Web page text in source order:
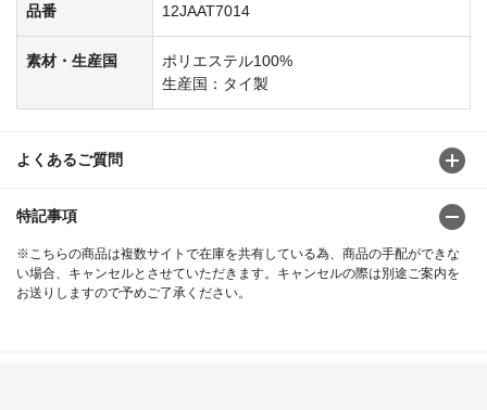
品番 12JAAT7014
素材・生産国
ポリエステル100%
生産国：タイ製
よくあるご質問
特記事項
※こちらの商品は複数サイトで在庫を共有している為、商品の手配ができな
い場合、キャンセルとさせていただきます。キャンセルの際は別途ご案内を
お送りしますので予めご了承ください。